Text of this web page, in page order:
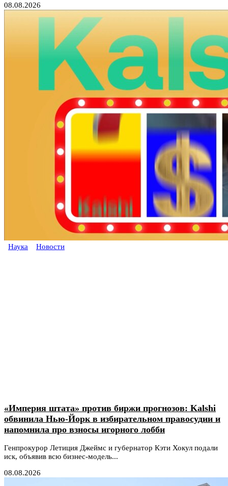
08.08.2026
Наука Новости
«Империя штата» против биржи прогнозов: Kalshi
обвинила Нью-Йорк в избирательном правосудии и
напомнила про взносы игорного лобби
Генпрокурор Летиция Джеймс и губернатор Кэти Хокул подали
иск, объявив всю бизнес-модель...
08.08.2026